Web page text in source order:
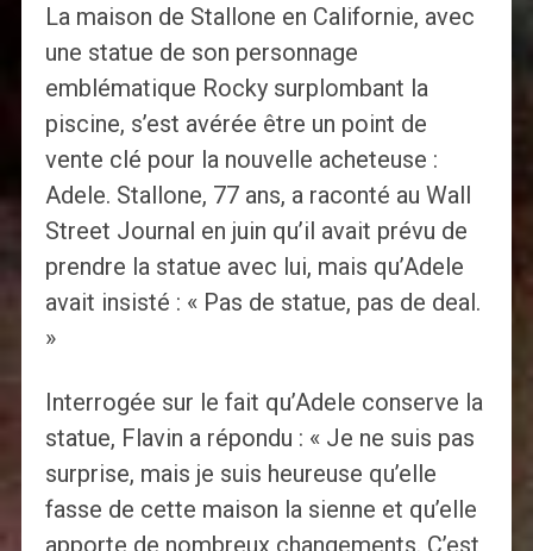
La maison de Stallone en Californie, avec
une statue de son personnage
emblématique Rocky surplombant la
piscine, s’est avérée être un point de
vente clé pour la nouvelle acheteuse :
Adele. Stallone, 77 ans, a raconté au Wall
Street Journal en juin qu’il avait prévu de
prendre la statue avec lui, mais qu’Adele
avait insisté : « Pas de statue, pas de deal.
»
Interrogée sur le fait qu’Adele conserve la
statue, Flavin a répondu : « Je ne suis pas
surprise, mais je suis heureuse qu’elle
fasse de cette maison la sienne et qu’elle
apporte de nombreux changements. C’est